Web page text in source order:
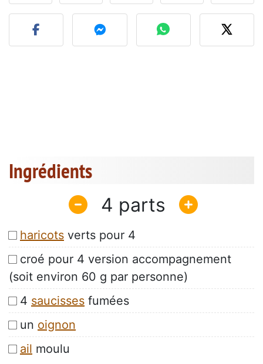
Publier votre photo de
Ingrédients
4
haricots verts pour 4
croé pour 4 version accompagnement
(soit environ 60 g par personne)
4 saucisses fumées
un oignon
ail moulu